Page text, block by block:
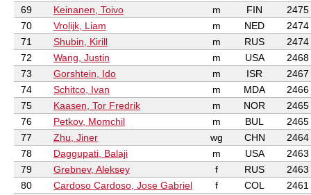
69
Keinanen, Toivo m FIN
2475
70
Vrolijk, Liam m NED
2474
71
Shubin, Kirill m RUS
2474
72
Wang, Justin m USA
2468
73
Gorshtein, Ido m ISR
2467
74
Schitco, Ivan m MDA
2466
75
Kaasen, Tor Fredrik m NOR
2465
76
Petkov, Momchil m BUL
2465
77
Zhu, Jiner wg CHN
2464
78
Daggupati, Balaji m USA
2463
79
Grebnev, Aleksey f RUS
2463
80
Cardoso Cardoso, Jose Gabriel f COL
2461